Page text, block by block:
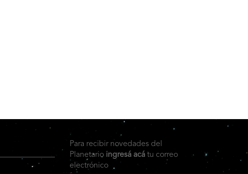
Para recibir novedades del
Planetario ingresá acá tu correo
electrónico